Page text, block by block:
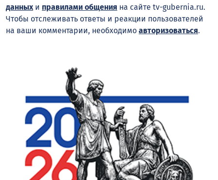
данныхи правилами общения на сайте tv-gubernia.ru.
Чтобы отслеживать ответы и реакции пользователей
на ваши комментарии, необходимо авторизоваться.